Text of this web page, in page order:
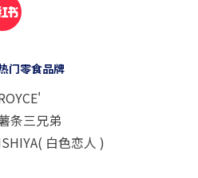
门零食品牌
条三兄弟
白色恋人 )